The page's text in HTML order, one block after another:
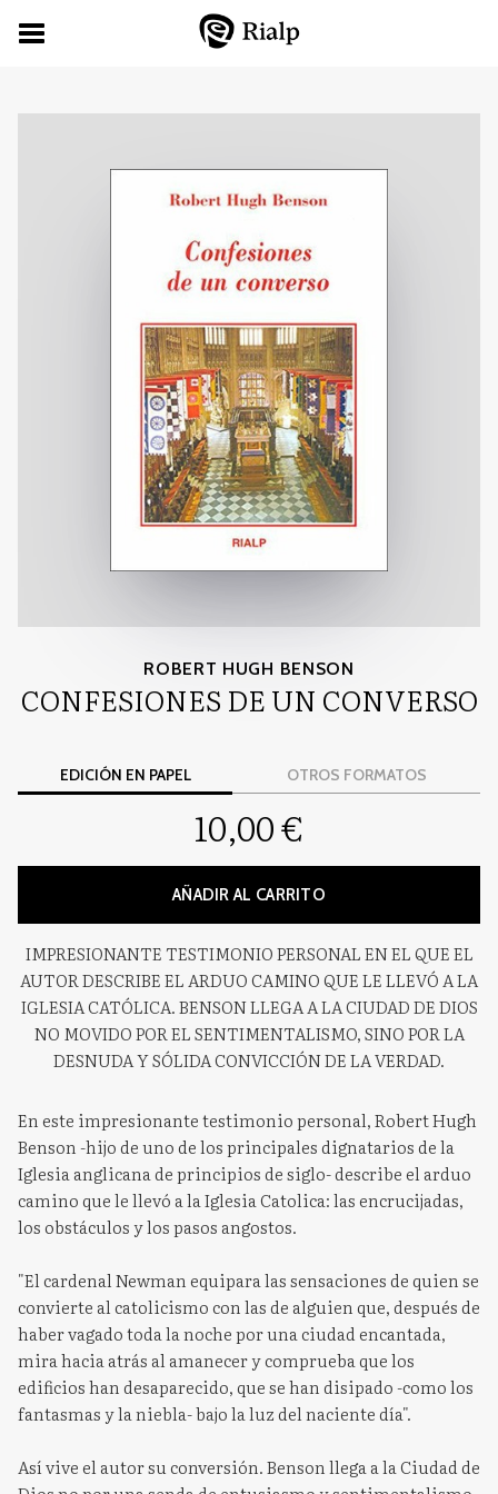
ROBERT HUGH BENSON
CONFESIONES DE UN CONVERSO
EDICIÓN EN PAPEL OTROS FORMATOS
10,00 €
AÑADIR AL CARRITO
IMPRESIONANTE TESTIMONIO PERSONAL EN EL QUE EL
AUTOR DESCRIBE EL ARDUO CAMINO QUE LE LLEVÓ A LA
IGLESIA CATÓLICA. BENSON LLEGA A LA CIUDAD DE DIOS
NO MOVIDO POR EL SENTIMENTALISMO, SINO POR LA
DESNUDA Y SÓLIDA CONVICCIÓN DE LA VERDAD.
En este impresionante testimonio personal, Robert Hugh
Benson -hijo de uno de los principales dignatarios de la
Iglesia anglicana de principios de siglo- describe el arduo
camino que le llevó a la Iglesia Catolica: las encrucijadas,
los obstáculos y los pasos angostos.
"El cardenal Newman equipara las sensaciones de quien se
convierte al catolicismo con las de alguien que, después de
haber vagado toda la noche por una ciudad encantada,
mira hacia atrás al amanecer y comprueba que los
edificios han desaparecido, que se han disipado -como los
fantasmas y la niebla- bajo la luz del naciente día".
Así vive el autor su conversión. Benson llega a la Ciudad de